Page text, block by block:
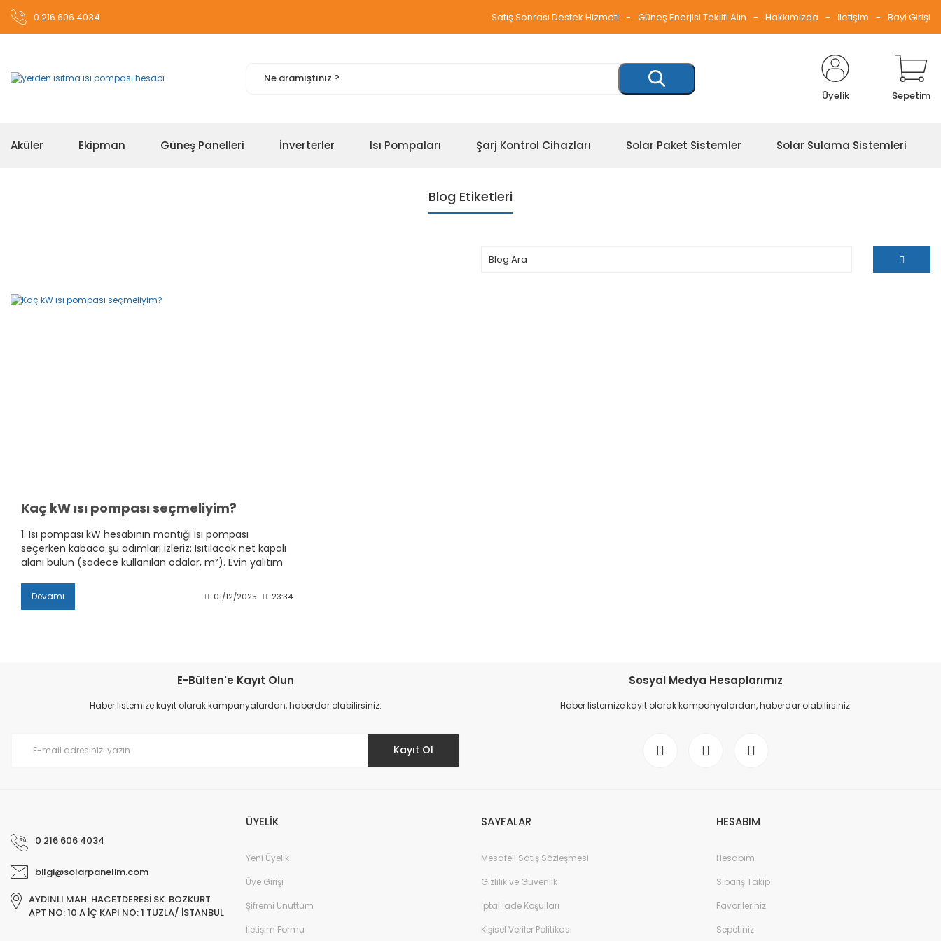
0 216 606 4034 Satış Sonrası Destek Hizmeti Güneş Enerjisi Teklifi Alın Hakkımızda İletişim Bayi Girişi
Üyelik Sepetim
Aküler Ekipman Güneş Panelleri İnverterler Isı Pompaları Şarj Kontrol Cihazları Solar Paket Sistemler Solar Sulama Sistemleri
Blog Etiketleri
Kaç kW ısı pompası seçmeliyim?
1. Isı pompası kW hesabının mantığı Isı pompası
seçerken kabaca şu adımları izleriz: Isıtılacak net kapalı
alanı bulun (sadece kullanılan odalar, m²). Evin yalıtım
ihtiyacı (W/m²) seçin. Net alan ile bu katsayıyı çarpın →
Toplam ısı ihtiyacı (W).
Devamı 01/12/2025 23:34
E-Bülten'e Kayıt Olun
Haber listemize kayıt olarak kampanyalardan, haberdar olabilirsiniz.
Kayıt Ol
Sosyal Medya Hesaplarımız
Haber listemize kayıt olarak kampanyalardan, haberdar olabilirsiniz.
0 216 606 4034
bilgi@solarpanelim.com
AYDINLI MAH. HACETDERESİ SK. BOZKURT
APT NO: 10 A İÇ KAPI NO: 1 TUZLA/ İSTANBUL
ÜYELİK
Yeni Üyelik
Üye Girişi
Şifremi Unuttum
İletişim Formu
SAYFALAR
Mesafeli Satış Sözleşmesi
Gizlilik ve Güvenlik
İptal İade Koşulları
Kişisel Veriler Politikası
HESABIM
Hesabım
Sipariş Takip
Favorileriniz
Sepetiniz